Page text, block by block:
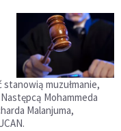
muzułmanie,
Mohammeda
Malanjuma,